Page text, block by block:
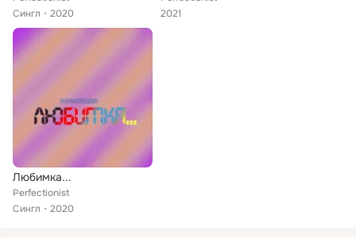
Сингл
2020
2021
Любимка...
Perfectionist
Сингл
2020